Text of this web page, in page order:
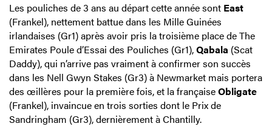
Les pouliches de 3 ans au départ cette année sont East
(Frankel), nettement battue dans les Mille Guinées
irlandaises (Gr1) après avoir pris la troisième place de The
Emirates Poule d’Essai des Pouliches (Gr1),Qabala (Scat
Daddy), qui n’arrive pas vraiment à confirmer son succès
dans les Nell Gwyn Stakes (Gr3) à Newmarket mais portera
des œillères pour la première fois, et la françaiseObligate
(Frankel), invaincue en trois sorties dont le Prix de
Sandringham (Gr3), dernièrement à Chantilly.